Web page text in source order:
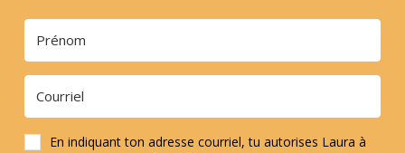
En indiquant ton adresse courriel, tu autorises Laura à